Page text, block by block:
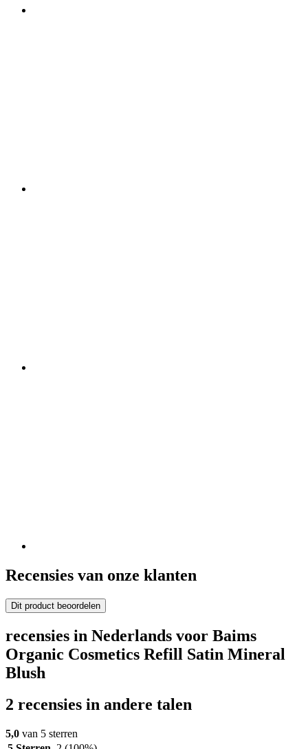
Recensies van onze klanten
Dit product beoordelen
recensies in Nederlands voor Baims
Organic Cosmetics Refill Satin Mineral
Blush
2 recensies in andere talen
5,0 van 5 sterren